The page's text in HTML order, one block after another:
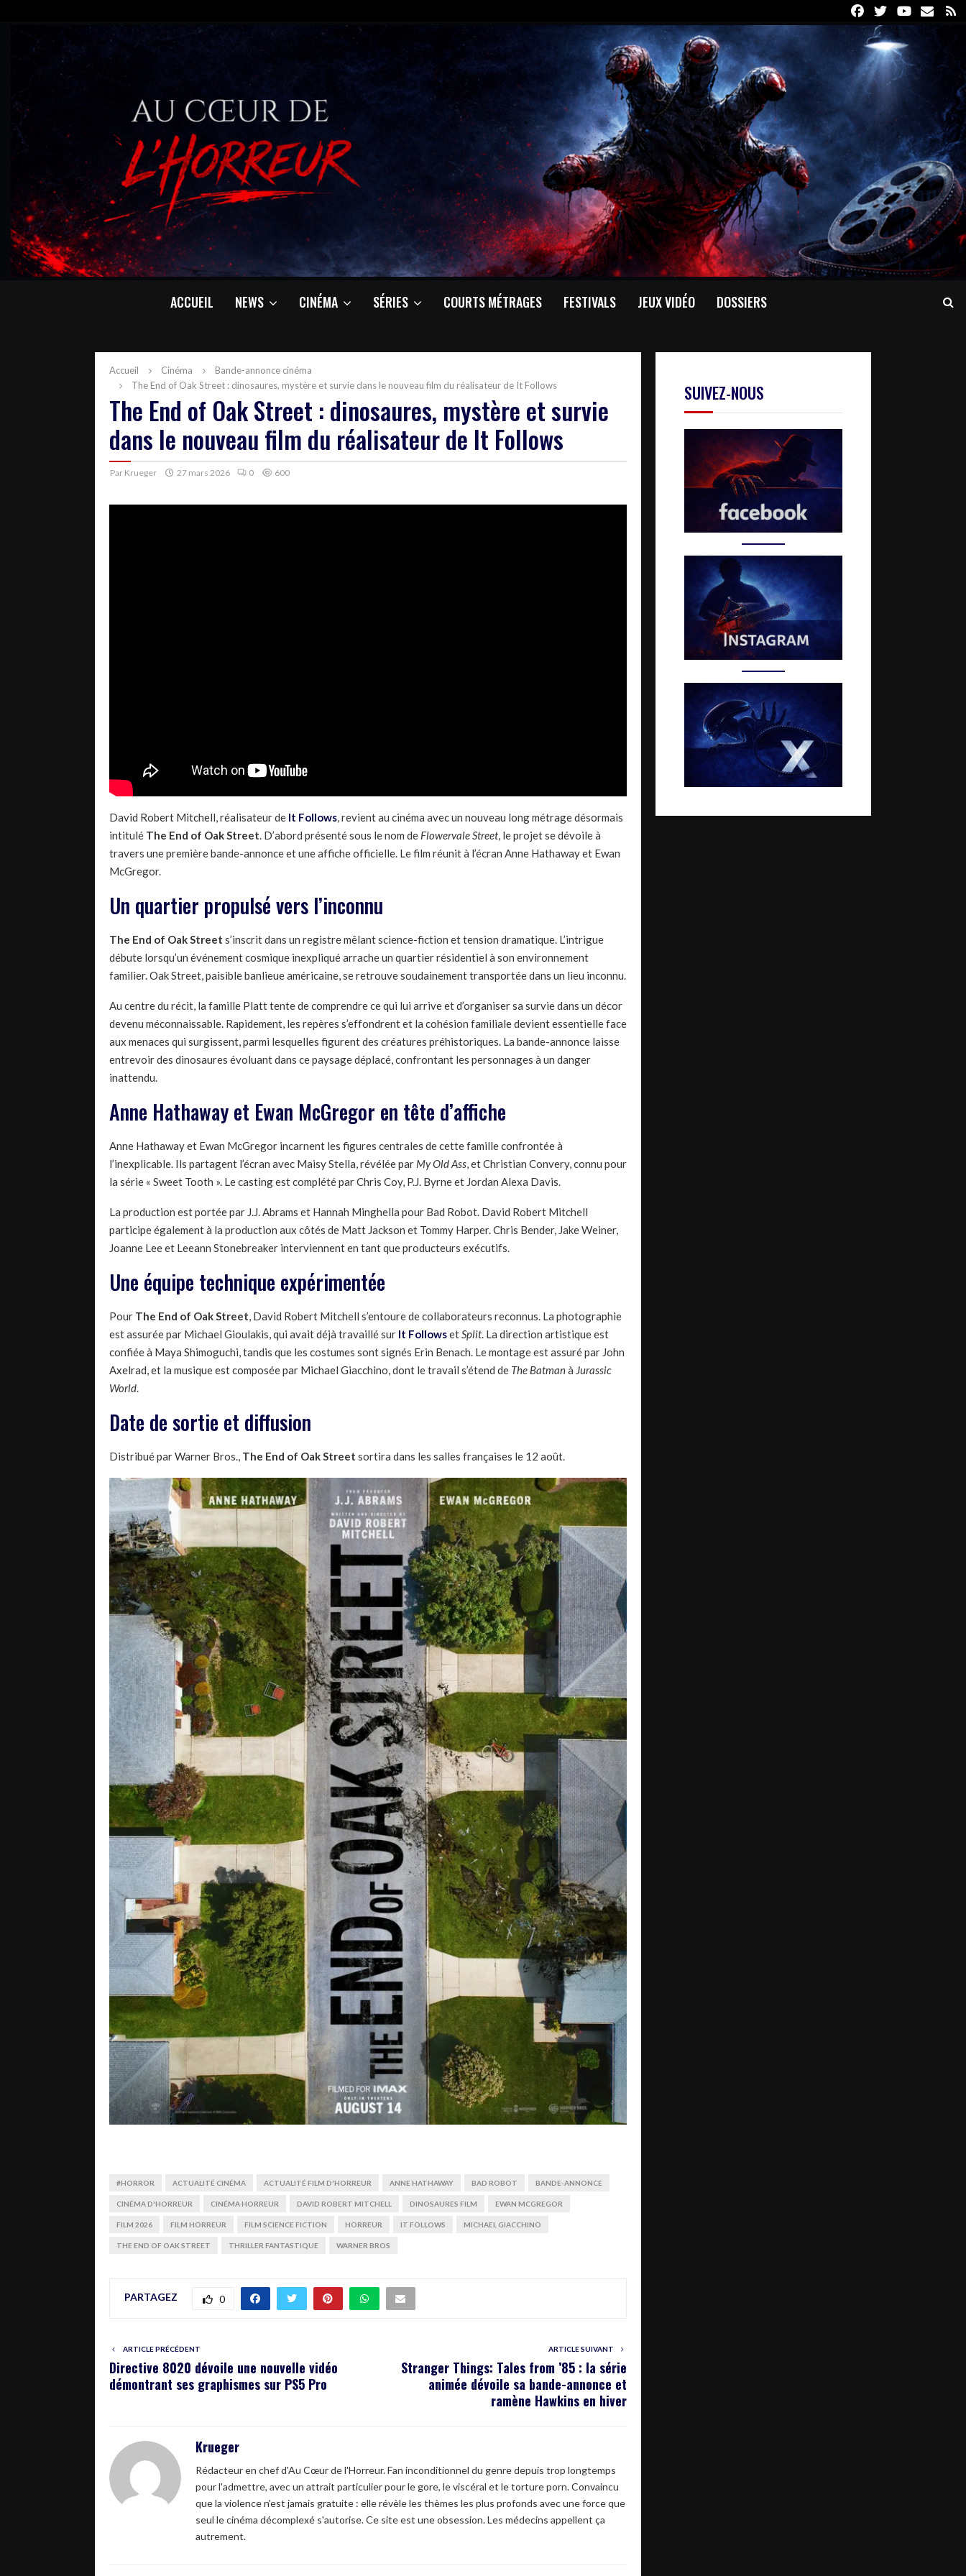
FacebookTwitterYoutube
Email
ACCUEIL NEWS CINÉMA SÉRIES COURTS MÉTRAGES FESTIVALS JEUX VIDÉO DOSSIERS
Accueil Cinéma
Bande-annonce cinéma
The End of Oak Street : dinosaures, mystère et survie dans le nouveau film du réalisateur de It Follows
The End of Oak Street : dinosaures, mystère et survie
dans le nouveau film du réalisateur de It Follows
Par Krueger 27 mars 2026 0 600
David Robert Mitchell, réalisateur de It Follows, revient au cinéma avec un nouveau long métrage désormais
intitulé The End of Oak Street. D’abord présenté sous le nom de Flowervale Street, le projet se dévoile à
travers une première bande-annonce et une affiche officielle. Le film réunit à l’écran Anne Hathaway et Ewan
McGregor.
Un quartier propulsé vers l’inconnu
The End of Oak Street s’inscrit dans un registre mêlant science-fiction et tension dramatique. L’intrigue
débute lorsqu’un événement cosmique inexpliqué arrache un quartier résidentiel à son environnement
familier. Oak Street, paisible banlieue américaine, se retrouve soudainement transportée dans un lieu inconnu.
Au centre du récit, la famille Platt tente de comprendre ce qui lui arrive et d’organiser sa survie dans un décor
devenu méconnaissable. Rapidement, les repères s’effondrent et la cohésion familiale devient essentielle face
aux menaces qui surgissent, parmi lesquelles figurent des créatures préhistoriques. La bande-annonce laisse
entrevoir des dinosaures évoluant dans ce paysage déplacé, confrontant les personnages à un danger
inattendu.
Anne Hathaway et Ewan McGregor en tête d’affiche
Anne Hathaway et Ewan McGregor incarnent les figures centrales de cette famille confrontée à
l’inexplicable. Ils partagent l’écran avec Maisy Stella, révélée par My Old Ass, et Christian Convery, connu pour
la série « Sweet Tooth ». Le casting est complété par Chris Coy, P.J. Byrne et Jordan Alexa Davis.
La production est portée par J.J. Abrams et Hannah Minghella pour Bad Robot. David Robert Mitchell
participe également à la production aux côtés de Matt Jackson et Tommy Harper. Chris Bender, Jake Weiner,
Joanne Lee et Leeann Stonebreaker interviennent en tant que producteurs exécutifs.
Une équipe technique expérimentée
Pour The End of Oak Street, David Robert Mitchell s’entoure de collaborateurs reconnus. La photographie
est assurée par Michael Gioulakis, qui avait déjà travaillé sur It FollowsetSplit. La direction artistique est
confiée à Maya Shimoguchi, tandis que les costumes sont signés Erin Benach. Le montage est assuré par John
Axelrad, et la musique est composée par Michael Giacchino, dont le travail s’étend de The Batmanà Jurassic
World.
Date de sortie et diffusion
Distribué par Warner Bros., The End of Oak Street sortira dans les salles françaises le 12 août.
#HORROR ACTUALITÉ CINÉMA ACTUALITÉ FILM D'HORREUR ANNE HATHAWAY BAD ROBOT BANDE-ANNONCE
CINÉMA D'HORREUR CINÉMA HORREUR DAVID ROBERT MITCHELL DINOSAURES FILM EWAN MCGREGOR
FILM 2026 FILM HORREUR FILM SCIENCE FICTION HORREUR IT FOLLOWS MICHAEL GIACCHINO
THE END OF OAK STREET THRILLER FANTASTIQUE WARNER BROS
PARTAGEZ 0
ARTICLE PRÉCÉDENT
Directive 8020 dévoile une nouvelle vidéo
démontrant ses graphismes sur PS5 Pro
ARTICLE SUIVANT
Stranger Things: Tales from ’85 : la série
animée dévoile sa bande-annonce et
ramène Hawkins en hiver
Krueger
Rédacteur en chef d'Au Cœur de l'Horreur. Fan inconditionnel du genre depuis trop longtemps
pour l'admettre, avec un attrait particulier pour le gore, le viscéral et le torture porn. Convaincu
que la violence n'est jamais gratuite : elle révèle les thèmes les plus profonds avec une force que
seul le cinéma décomplexé s'autorise. Ce site est une obsession. Les médecins appellent ça
autrement.
SUIVEZ-NOUS